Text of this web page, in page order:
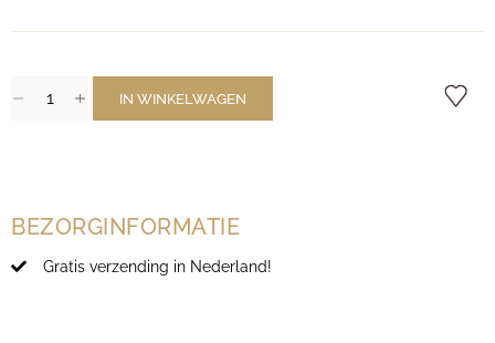
IN WINKELWAGEN
BEZORGINFORMATIE
Gratis verzending in Nederland!